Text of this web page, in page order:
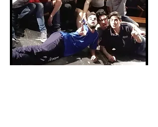
situazioni sceniche in funzione del copione e
delle parti assegnate.
Nel Corso di Recitazione Giovani si esaurisce la
suddivisione tra Voce/Dizione e Recitazione
come temi separati.